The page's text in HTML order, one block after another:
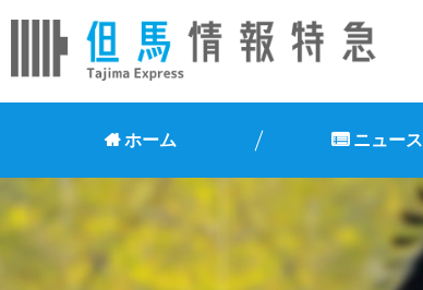
ホーム ニュース